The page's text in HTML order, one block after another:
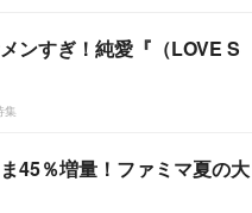
ンすぎ！純愛『（LOVE S
集
45％増量！ファミマ夏の大